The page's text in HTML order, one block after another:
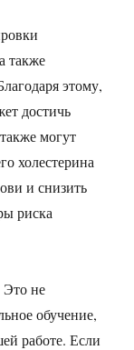
также
этому,
достичь
могут
холестерина
и снизить
риска
не
обучение,
работе. Если